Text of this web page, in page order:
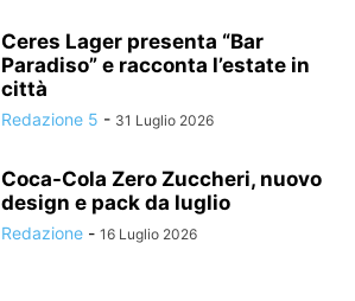
Ceres Lager presenta “Bar
Paradiso” e racconta l’estate in
città
Redazione 5 - 31 Luglio 2026
Coca-Cola Zero Zuccheri, nuovo
design e pack da luglio
Redazione - 16 Luglio 2026